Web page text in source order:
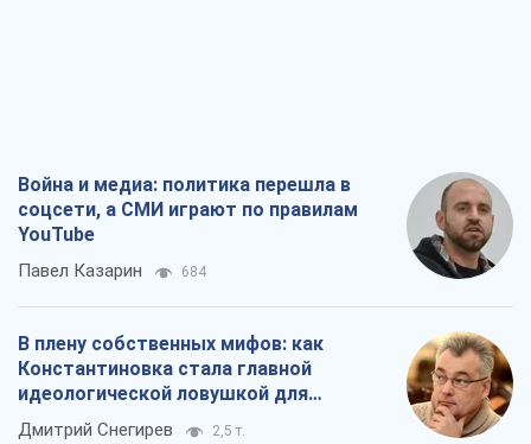
Война и медиа: политика перешла в
соцсети, а СМИ играют по правилам
YouTube
Павел Казарин 684
В плену собственных мифов: как
Константиновка стала главной
идеологической ловушкой для
российских оккупантов
Дмитрий Снегирев 2,5 т.